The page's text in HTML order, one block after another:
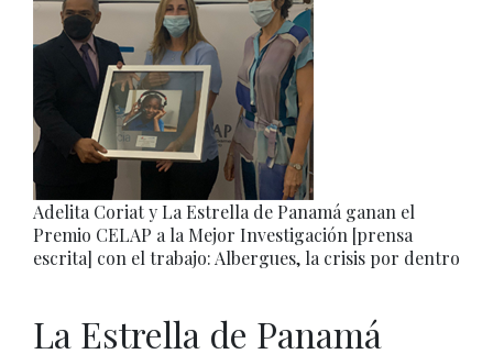
Adelita Coriat y La Estrella de Panamá ganan el
Premio CELAP a la Mejor Investigación [prensa
escrita] con el trabajo: Albergues, la crisis por dentro
La Estrella de Panamá